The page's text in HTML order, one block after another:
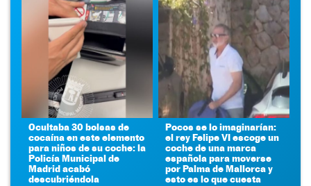
Ocultaba 30 bolsas de
cocaína en este elemento
para niños de su coche: la
Policía Municipal de
Madrid acabó
descubriéndola
Pocos se lo imaginarían:
el rey Felipe VI escoge un
coche de una marca
española para moverse
por Palma de Mallorca y
esto es lo que cuesta